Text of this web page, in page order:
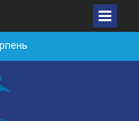
та
на